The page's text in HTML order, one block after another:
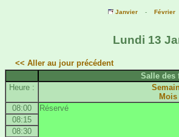
Janvier - Février
Lundi 13
<< Aller au jour précédent
Salle des
Heure :
Mois
08:00
Réservé
08:15
08:30